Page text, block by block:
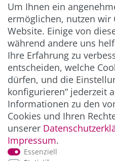
** Hierbei
ZAHLUNG & VERSAND
Um Ihnen ein
ermöglichen, nutzen wir
Website. Einige von
während andere uns
Ihre Erfahrung zu
entscheiden, welche
dürfen, und die
konfigurieren“ jederzeit
Informationen zu den
Cookies und Ihren
unserer
Impressum.
Essenziell